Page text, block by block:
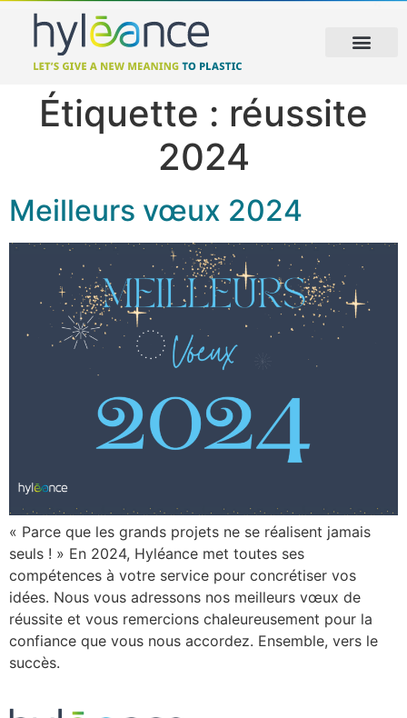
Étiquette : réussite
2024
Meilleurs vœux 2024
« Parce que les grands projets ne se réalisent jamais
seuls ! » En 2024, Hyléance met toutes ses
compétences à votre service pour concrétiser vos
idées. Nous vous adressons nos meilleurs vœux de
réussite et vous remercions chaleureusement pour la
confiance que vous nous accordez. Ensemble, vers le
succès.